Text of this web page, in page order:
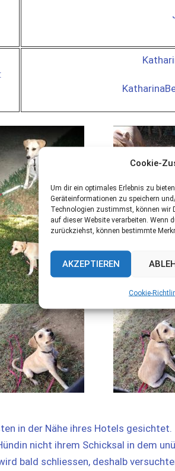
Cookie-
Um dir ein optimales Erlebnis zu
Geräteinformationen zu speichern
Technologien zustimmst, können wir
auf dieser Website verarbeiten.
zurückziehst, können bestimmte
AKZEPTIEREN
Cookie-
in der Nähe ihres Hotels
nicht ihrem Schicksal in dem
bald schliessen, deshalb